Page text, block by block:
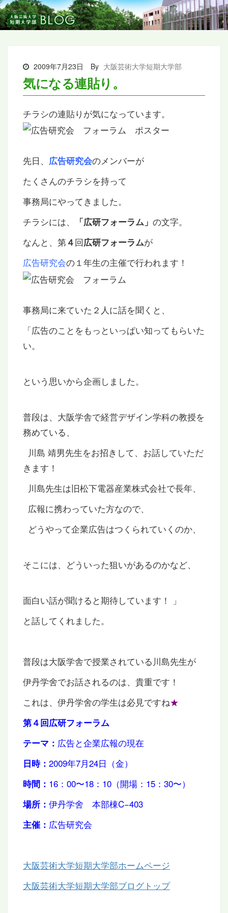
2009年7月23日 By 大阪芸術大学短期大学部
気になる連貼り。
チラシの連貼りが気になっています。
先日、 広告研究会のメンバーが
たくさんのチラシを持って
事務局にやってきました。
チラシには、
「広研フォーラム」 の文字。
なんと、第４回広研フォーラムが
広告研究会の１年生の主催で行われます！
事務局に来ていた２人に話を聞くと、
「広告のことをもっといっぱい知ってもらいた
い。
という思いから企画しました。
普段は、大阪学舎で経営デザイン学科の教授を
務めている、
川島 靖男先生をお招きして、お話していただ
きます！
川島先生は旧松下電器産業株式会社で長年、
広報に携わっていた方なので、
どうやって企業広告はつくられていくのか、
そこには、どういった狙いがあるのかなど、
面白い話が聞けると期待しています！ 」
と話してくれました。
普段は大阪学舎で授業されている川島先生が
伊丹学舍でお話されるのは、貴重です！
これは、伊丹学舍の学生は必見ですね★
第４回広研フォーラム
テーマ： 広告と企業広報の現在
日時： 2009年7月24日（金）
時間： 16：00〜18：10（開場：15：30〜）
場所： 伊丹学舍 本部棟C−403
主催： 広告研究会
大阪芸術大学短期大学部ホームページ
大阪芸術大学短期大学部ブログトップ